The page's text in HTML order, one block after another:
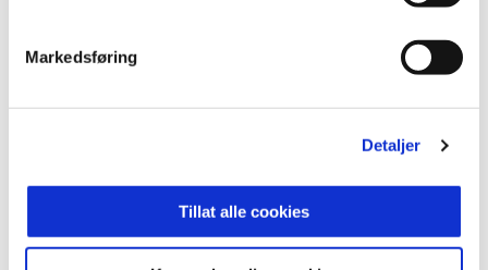
Markedsføring
Detaljer
Tillat alle cookies
Til maten sto det en indrefilet med rotgrønnsaker,
bakt potet og peppersaus. Et utsøkt måltid som
Fahlstrøm har virkelig tatt det til «neste nivå», og
et besøk anbefales. Det er tydelig at han har tatt
med seg suksessoppskriften fra Retro Eatery på
Raufoss «over Breiskallbrua» til gjøvikfolket.